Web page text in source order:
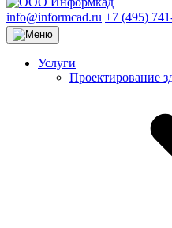
info@informcad.ru +7 (495)
Услуги
Проектирование